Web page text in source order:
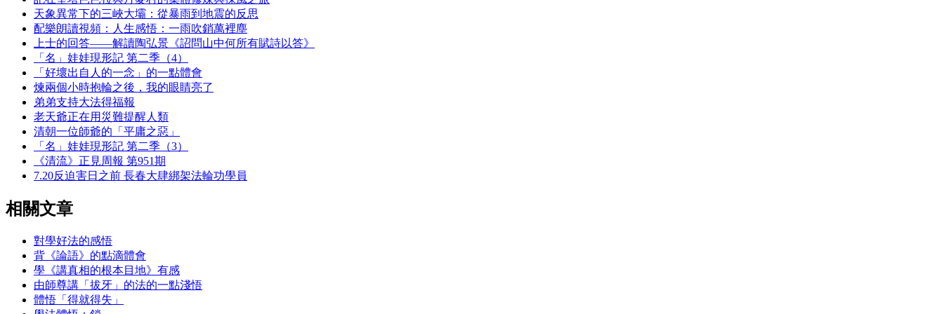
天象異常下的三峽大壩：從暴雨到地震的反思
配樂朗讀視頻：人生感悟：一雨吹銷萬裡塵
上士的回答——解讀陶弘景《詔問山中何所有賦詩以答》
「名」娃娃現形記 第二季（4）
「好壞出自人的一念」的一點體會
煉兩個小時抱輪之後，我的眼睛亮了
弟弟支持大法得福報
老天爺正在用災難提醒人類
清朝一位師爺的「平庸之惡」
「名」娃娃現形記 第二季（3）
《清流》正見周報 第951期
7.20反迫害日之前 長春大肆綁架法輪功學員
相關文章
對學好法的感悟
背《論語》的點滴體會
學《講真相的根本目地》有感
由師尊講「拔牙」的法的一點淺悟
體悟「得就得失」